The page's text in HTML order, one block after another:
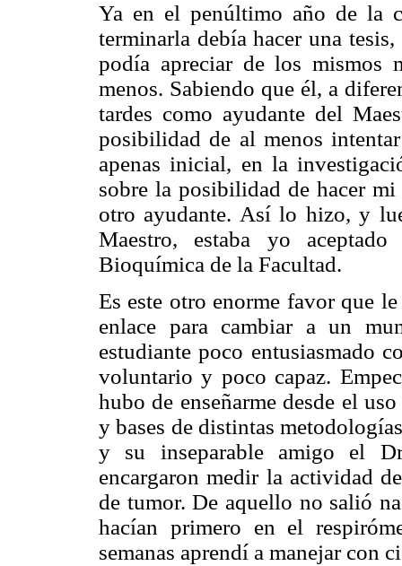
Ya en el penúltimo año de la
terminarla debía hacer una
podía apreciar de los mismos
menos. Sabiendo que él, a
tardes como ayudante del
posibilidad de al menos
apenas inicial, en la
sobre la posibilidad de hacer
otro ayudante. Así lo hizo, y
Maestro, estaba yo
Bioquímica de la Facultad.
Es este otro enorme favor que
enlace para cambiar a un
estudiante poco entusiasmado
voluntario y poco capaz.
hubo de enseñarme desde el
y bases de distintas
y su inseparable amigo el
encargaron medir la actividad
de tumor. De aquello no salió
hacían primero en el
semanas aprendí a manejar con